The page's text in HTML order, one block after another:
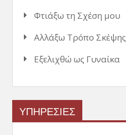
Φτιάξω τη Σχέση μου
Αλλάξω Τρόπο Σκέψης
Εξελιχθώ ως Γυναίκα
ΥΠΗΡΕΣΙΕΣ